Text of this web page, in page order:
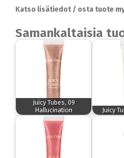
Katso lisätiedot / osta tuote
Samankaltaisia
Juicy Tubes, 09
Hallucination
Juicy